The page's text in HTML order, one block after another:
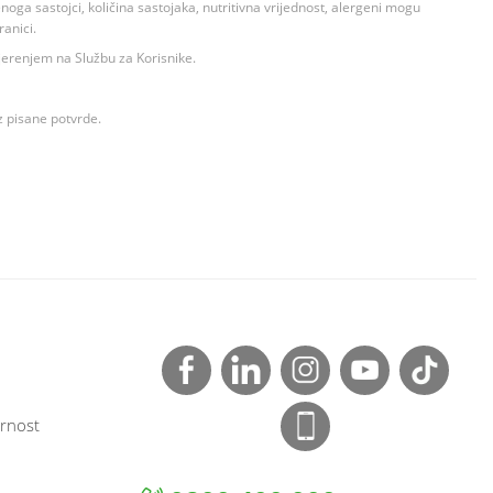
sastojci, količina sastojaka, nutritivna vrijednost, alergeni mogu
na Službu za Korisnike.
pisane potvrde.